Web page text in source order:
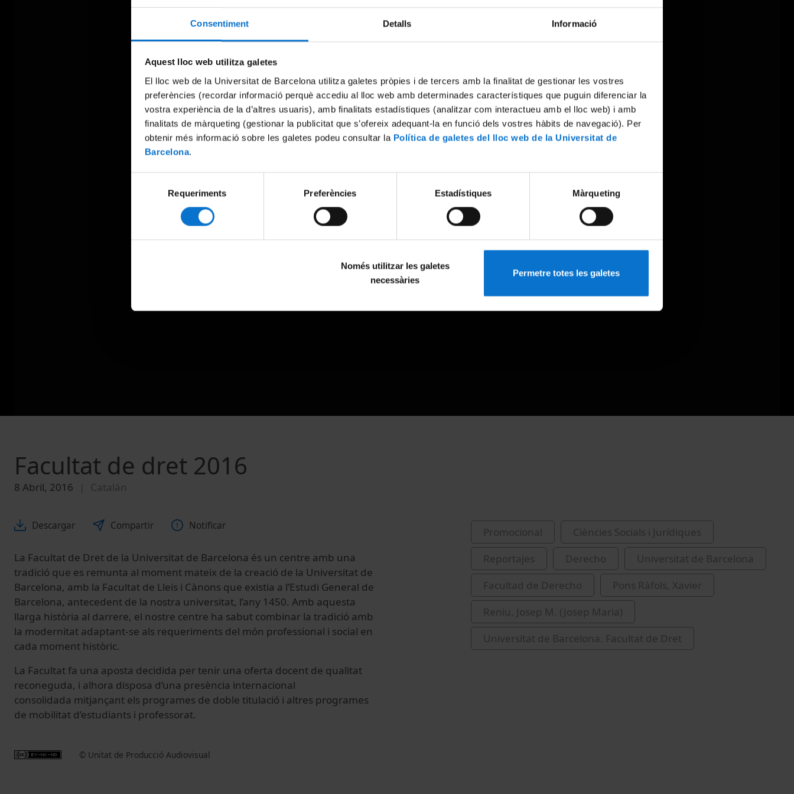
Consentiment Detalls Informació
Aquest lloc web utilitza galetes
El lloc web de la Universitat de Barcelona utilitza galetes pròpies i de tercers amb la finalitat de gestionar les vostres
preferències (recordar informació perquè accediu al lloc web amb determinades característiques que puguin diferenciar la
vostra experiència de la d’altres usuaris), amb finalitats estadístiques (analitzar com interactueu amb el lloc web) i amb
finalitats de màrqueting (gestionar la publicitat que s’ofereix adequant-la en funció dels vostres hàbits de navegació). Per
obtenir més informació sobre les galetes podeu consultar la Política de galetes del lloc web de la Universitat de
Barcelona.
consentiment
Requeriments Preferències Estadístiques Màrqueting
Només utilitzar les galetes
necessàries
Permetre totes les galetes
Try again
Facultat de dret 2016
8 Abril, 2016 Catalán
Descargar Compartir Notificar
La Facultat de Dret de la Universitat de Barcelona és un centre amb una
tradició que es remunta al moment mateix de la creació de la Universitat de
Barcelona, amb la Facultat de Lleis i Cànons que existia a l’Estudi General de
Barcelona, antecedent de la nostra universitat, l’any 1450. Amb aquesta
llarga història al darrere, el nostre centre ha sabut combinar la tradició amb
la modernitat adaptant-se als requeriments del món professional i social en
cada moment històric.
La Facultat fa una aposta decidida per tenir una oferta docent de qualitat
reconeguda, i alhora disposa d’una presència internacional
consolidada mitjançant els programes de doble titulació i altres programes
de mobilitat d’estudiants i professorat.
© Unitat de Producció Audiovisual
Promocional
Ciències Socials i Jurídiques
Reportajes
Derecho
Universitat de Barcelona
Facultad de Derecho
Pons Ràfols, Xavier
Reniu, Josep M. (Josep Maria)
Universitat de Barcelona. Facultat de Dret